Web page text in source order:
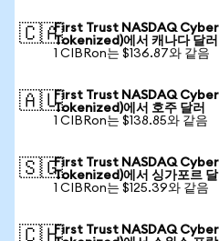
🇨🇦First Trust NASDAQ
Tokenized)에서 캐나다 달러
1 CIBRon는 $136.87와 같음
🇦🇺First Trust NASDAQ
Tokenized)에서 호주 달러
1 CIBRon는 $138.85와 같음
🇸🇬First Trust NASDAQ
Tokenized)에서 싱가포르 달
1 CIBRon는 $125.39와 같음
🇨🇭First Trust NASDAQ